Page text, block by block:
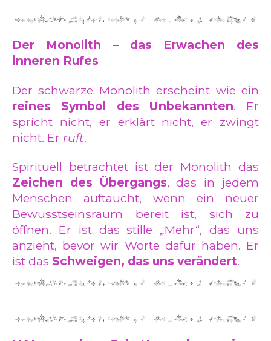
Der Monolith – das Erwachen des
inneren Rufes
Der schwarze Monolith erscheint wie ein
reines Symbol des Unbekannten. Er
spricht nicht, er erklärt nicht, er zwingt
nicht. Er ruft.
Spirituell betrachtet ist der Monolith das
Zeichen des Übergangs, das in jedem
Menschen auftaucht, wenn ein neuer
Bewusstseinsraum bereit ist, sich zu
öffnen. Er ist das stille „Mehr“, das uns
anzieht, bevor wir Worte dafür haben. Er
ist das Schweigen, das uns verändert.